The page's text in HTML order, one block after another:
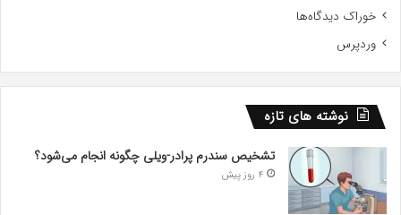
خوراک دیدگاه‌ها
وردپرس
نوشته های تازه
تشخیص سندرم پرادر-ویلی چگونه انجام می‌شود؟
4 روز پیش